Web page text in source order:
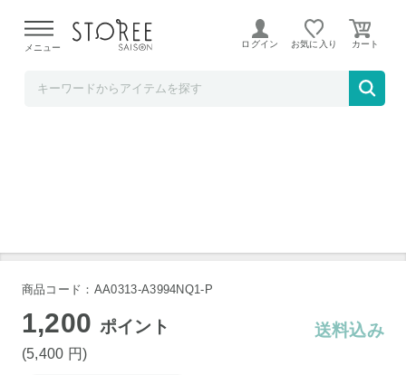
よる配送遅延が発生しております。
メニュー ログイン お気に入り
Anker Soundcore K20i パープル
商品コード：AA0313-A3994NQ1-P
1,200 ポイント
(5,400 円)
送料込み